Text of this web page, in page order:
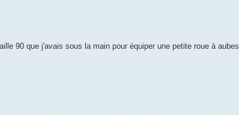
90 que j'avais sous la main pour équiper une petite roue à aubes.